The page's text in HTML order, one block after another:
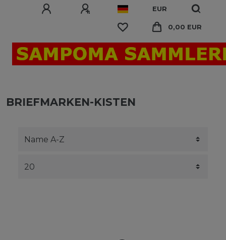
EUR
0,00 EUR
BRIEFMARKEN-KISTEN